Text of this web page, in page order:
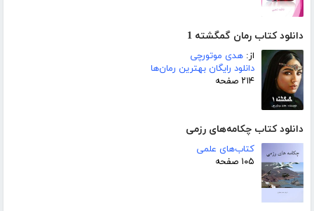
دانلود کتاب رمان گمگشته 1
از: هدی موتورچی
دانلود رایگان بهترین رمان‌ها
۲۱۴ صفحه
دانلود کتاب چکامه‌های رزمی
کتاب‌های علمی
۱۰۵ صفحه